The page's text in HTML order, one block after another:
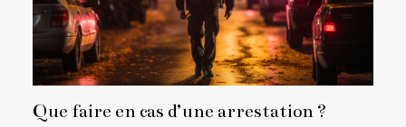
Que faire en cas d’une arrestation ?